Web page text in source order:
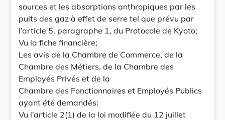
sources et les absorptions anthropiques par les
puits des gaz à effet de serre tel que prévu par
l’article 5, paragraphe 1, du Protocole de Kyoto;
Vu la fiche financière;
Les avis de la Chambre de Commerce, de la
Chambre des Métiers, de la Chambre des
Employés Privés et de la
Chambre des Fonctionnaires et Employés Publics
ayant été demandés;
Vu l’article 2(1) de la loi modifiée du 12 juillet